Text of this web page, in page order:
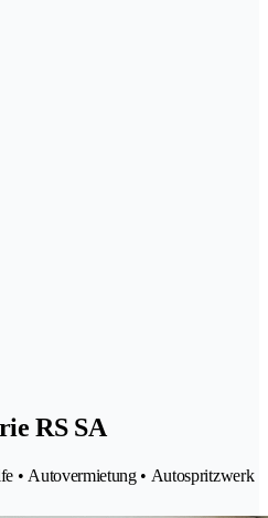
RS SA
• Autovermietung • Autospritzwerk